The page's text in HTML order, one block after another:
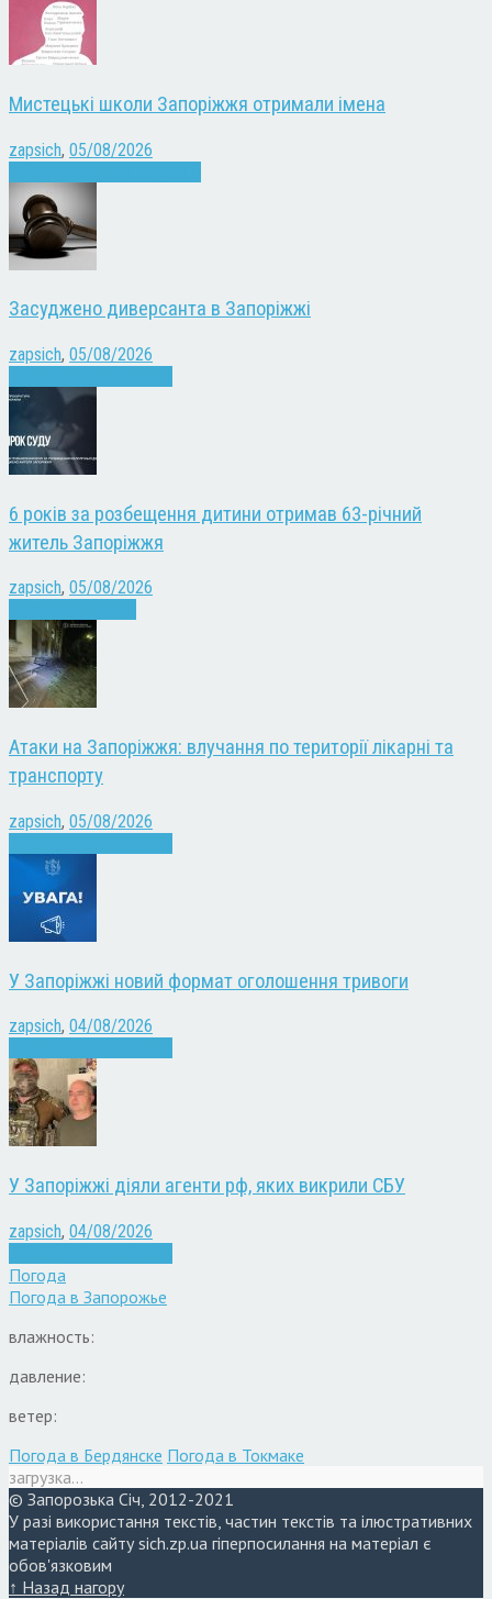
Мистецькі школи Запоріжжя отримали імена
zapsich, 05/08/2026
Засуджено диверсанта в Запоріжжі
zapsich, 05/08/2026
6 років за розбещення дитини отримав 63-річний
житель Запоріжжя
zapsich, 05/08/2026
Атаки на Запоріжжя: влучання по території лікарні та
транспорту
zapsich, 05/08/2026
У Запоріжжі новий формат оголошення тривоги
zapsich, 04/08/2026
У Запоріжжі діяли агенти рф, яких викрили СБУ
zapsich, 04/08/2026
Погода
Погода в Запорожье
влажность:
давление:
ветер:
Погода в Бердянске Погода в Токмаке
загрузка...
© Запорозька Січ, 2012-2021
У разі використання текстів, частин текстів та ілюстративних
матеріалів сайту sich.zp.ua гіперпосилання на матеріал є
обов'язковим
↑ Назад нагору